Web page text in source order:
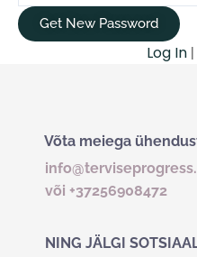
Log In |
Võta meiega
või +37256908472
NING JÄLGI